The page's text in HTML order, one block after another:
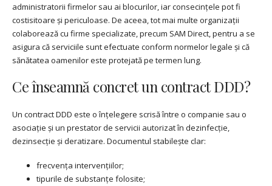
administratorii firmelor sau ai blocurilor, iar consecințele pot fi
costisitoare și periculoase. De aceea, tot mai multe organizații
colaborează cu firme specializate, precum SAM Direct, pentru a se
asigura că serviciile sunt efectuate conform normelor legale și că
sănătatea oamenilor este protejată pe termen lung.
Ce înseamnă concret un contract DDD?
Un contract DDD este o înțelegere scrisă între o companie sau o
asociație și un prestator de servicii autorizat în dezinfecție,
dezinsecție și deratizare. Documentul stabilește clar:
frecvența intervențiilor;
tipurile de substanțe folosite;